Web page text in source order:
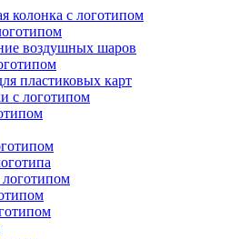
колонка с логотипом
воздушных шаров
пластиковых карт
с логотипом